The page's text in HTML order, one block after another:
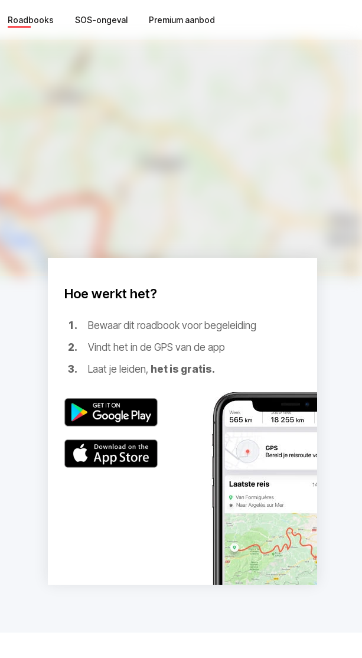
Roadbooks SOS-ongeval Premium aanbod
Hoe werkt het?
Bewaar dit roadbook voor begeleiding
Vindt het in de GPS van de app
Laat je leiden, het is gratis.